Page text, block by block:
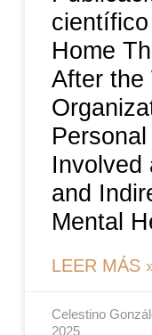
Home
After the
Involved
and
Mental
LEER MÁS
Celestino
2025